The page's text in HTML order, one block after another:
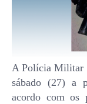
A Polícia Militar
sábado (27) a
acordo com os